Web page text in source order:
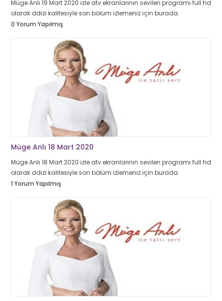
Müge Anlı 19 Mart 2020 izle atv ekranlarının sevilen programı full hd
olarak ddizi kalitesiyle son bölüm izlemeniz için burada.
0 Yorum Yapılmış
Müge Anlı 18 Mart 2020
Müge Anlı 18 Mart 2020 izle atv ekranlarının sevilen programı full hd
olarak ddizi kalitesiyle son bölüm izlemeniz için burada.
1 Yorum Yapılmış